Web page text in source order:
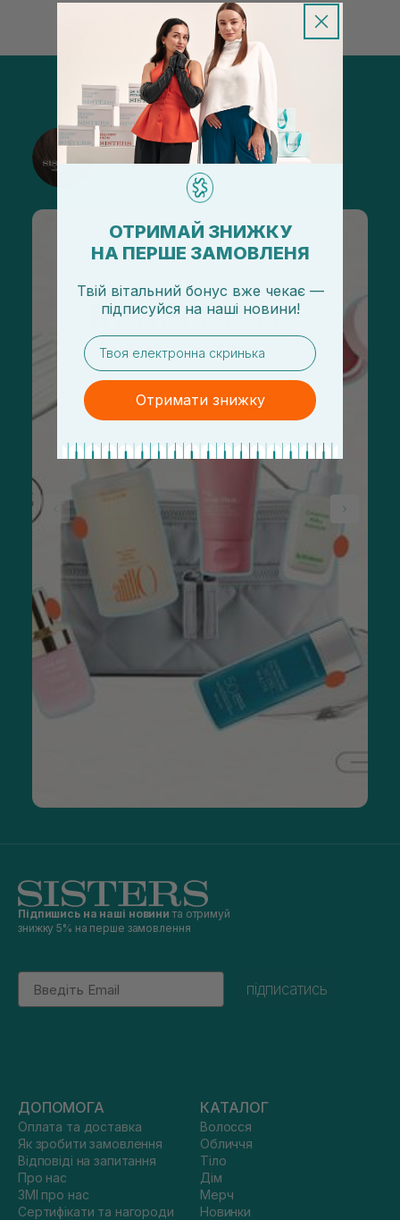
@sisters_stelmakh в Instagram
Підпишись на наші новини та отримуй
знижку 5% на перше замовлення
Email
підписатись
ДОПОМОГА
Оплата та доставка
Як зробити замовлення
Відповіді на запитання
Про нас
ЗМІ про нас
Сертифікати та нагороди
КАТАЛОГ
Волосся
Обличчя
Тіло
Дім
Мерч
Новинки
ОТРИМАЙ ЗНИЖКУ
НА ПЕРШЕ ЗАМОВЛЕНЯ
Твій вітальний бонус вже чекає —
підписуйся на наші новини!
email
Отримати знижку